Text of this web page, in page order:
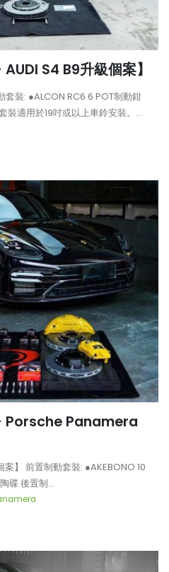
AUDI S4 B9升級個案】
套裝: ●ALCON RC6 6 POT制動鉗
裝適用於19吋或以上車鈴安裝。...
– Porsche Panamera
】 前置制動套裝: ●AKEBONO 10
碟 後置制...